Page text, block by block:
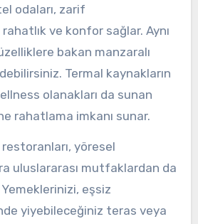
odaları, zarif
ve konfor sağlar. Aynı
bakan manzaralı
Termal kaynakların
olanakları da sunan
rahatlama imkanı sunar.
yöresel
uluslararası mutfaklardan da
eşsiz
yiyebileceğiniz teras veya